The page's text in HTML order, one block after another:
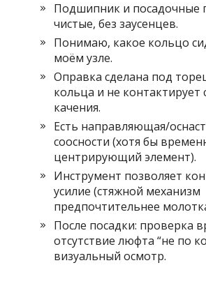
Подшипник и посадочные
чистые, без заусенцев.
Понимаю, какое кольцо
моём узле.
Оправка сделана под
кольца и не контактирует
качения.
Есть направляющая/
соосности (хотя бы
центрирующий элемент).
Инструмент позволяет
усилие (стяжной механизм
предпочтительнее
После посадки: проверка
отсутствие люфта “не по
визуальный осмотр.